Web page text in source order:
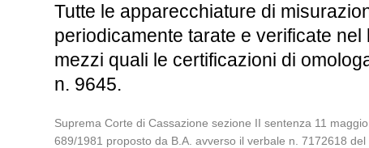
Tutte le apparecchiature di
periodicamente tarate e verificate
mezzi quali le certificazioni di
n. 9645.
Suprema Corte di Cassazione sezione II sentenza 11
689/1981 proposto da B.A. avverso il verbale n. 7172618